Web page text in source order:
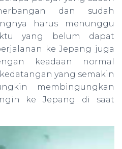
dan sudah
harus menunggu
yang belum dapat
ke Jepang juga
keadaan normal
yang semakin
membingungkan
ke Jepang di saat